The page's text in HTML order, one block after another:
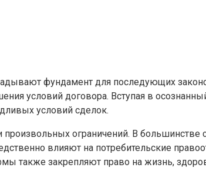
фундамент для последующих
условий договора. Вступая в
условий сделок.
ограничений. В большинстве
влияют на потребительские
также закрепляют право на жизнь,